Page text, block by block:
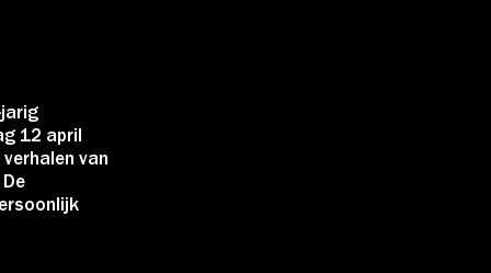
12 april
van